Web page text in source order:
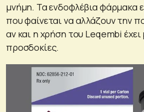
μνήμη. Τα ενδοφλέβια φάρμακα
που φαίνεται να αλλάζουν την
αν και η χρήση του Leqembi έχει
προσδοκίες.